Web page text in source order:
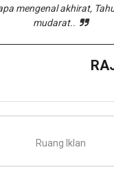
mengenal akhirat,
mudarat..
Ruang Iklan